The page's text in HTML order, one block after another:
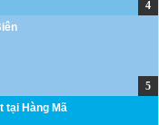
tại Hàng Mã